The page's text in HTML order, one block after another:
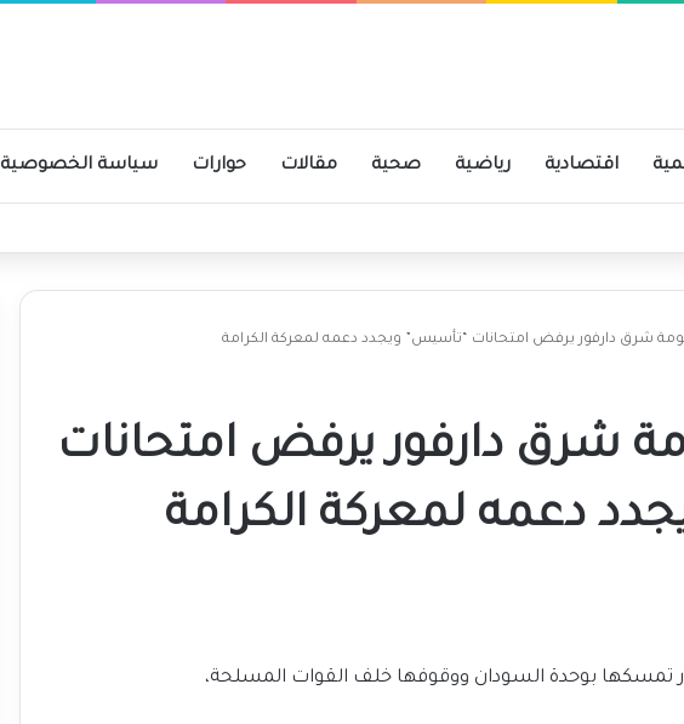
اقتصادية رياضية صحية مقالات حوارات سياسة الخصوصية
الإيرادات الحكومية
شرق دارفور يرفض امتحانات “تأسيس” ويجدد دعمه لمعركة الكرامة
شرق دارفور يرفض امتحانات
دعمه لمعركة الكرامة
تمسكها بوحدة السودان ووقوفها خلف القوات المسلحة،